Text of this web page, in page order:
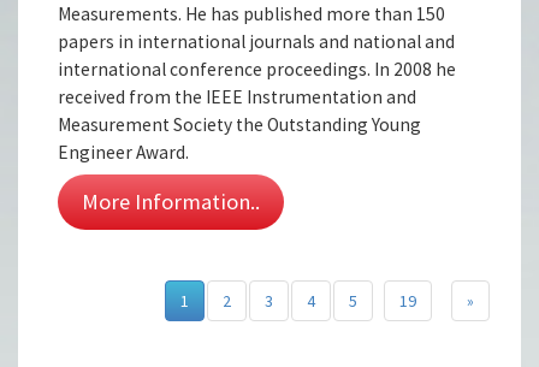
Measurements. He has published more than 150
papers in international journals and national and
international conference proceedings. In 2008 he
received from the IEEE Instrumentation and
Measurement Society the Outstanding Young
Engineer Award.
More Information..
1 2 3 4 5 19 »